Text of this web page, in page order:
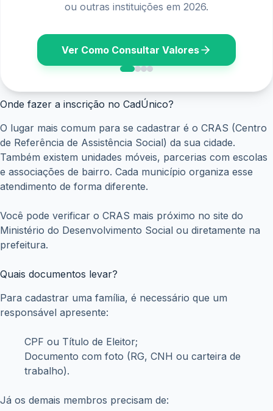
ou outras instituições em 2026.
Ver Como Consultar Valores
Onde fazer a inscrição no CadÚnico?
O lugar mais comum para se cadastrar é o CRAS (Centro
de Referência de Assistência Social) da sua cidade.
Também existem unidades móveis, parcerias com escolas
e associações de bairro. Cada município organiza esse
atendimento de forma diferente.
Você pode verificar o CRAS mais próximo no site do
Ministério do Desenvolvimento Social ou diretamente na
prefeitura.
Quais documentos levar?
Para cadastrar uma família, é necessário que um
responsável apresente:
CPF ou Título de Eleitor;
Documento com foto (RG, CNH ou carteira de
trabalho).
Já os demais membros precisam de: